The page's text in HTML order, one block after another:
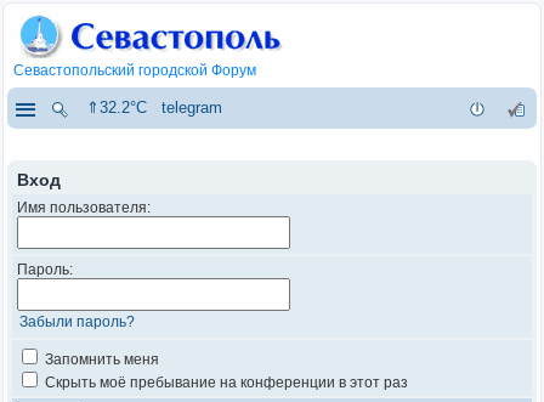
Севастопольский городской Форум
⇑32.2°C telegram
Вход
Имя пользователя:
Пароль:
Забыли пароль?
Запомнить меня
Скрыть моё пребывание на конференции в этот раз